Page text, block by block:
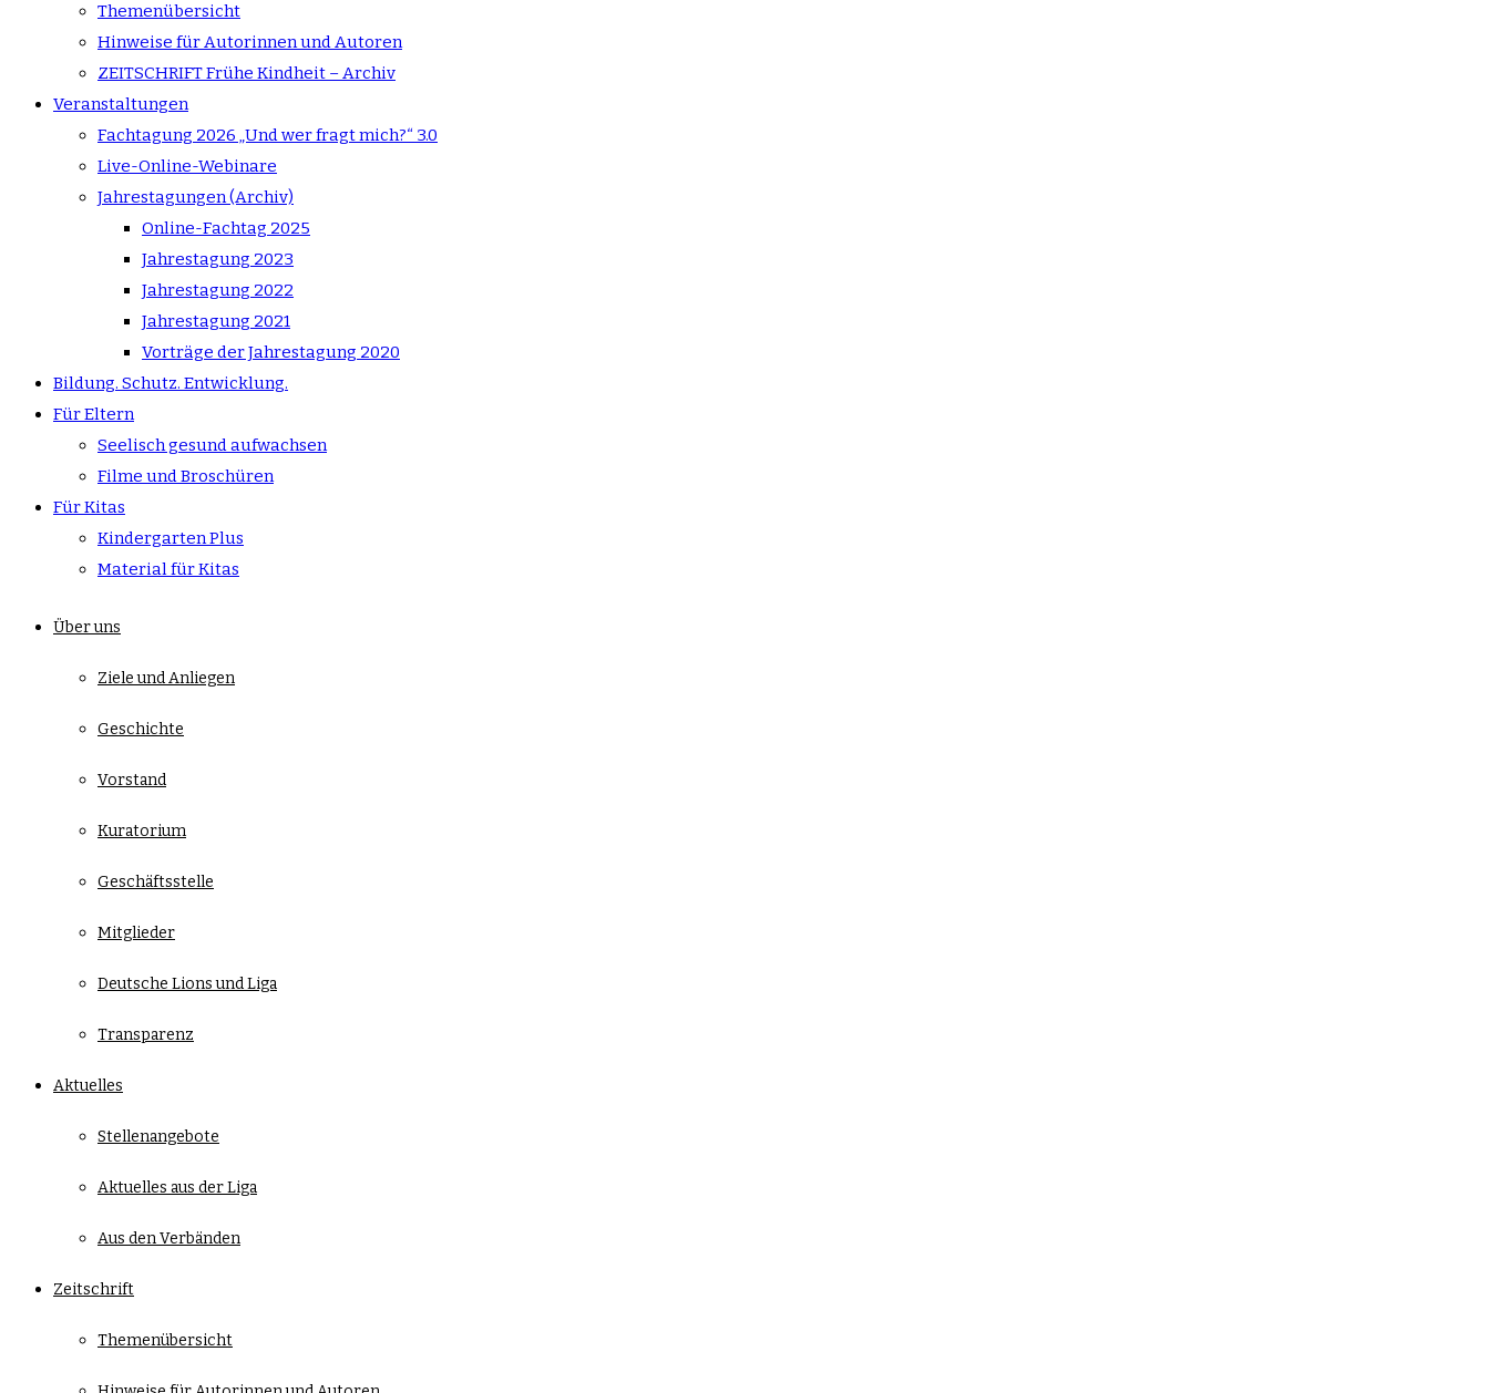
Themenübersicht
Hinweise für Autorinnen und Autoren
ZEITSCHRIFT Frühe Kindheit – Archiv
Veranstaltungen
Fachtagung 2026 „Und wer fragt mich?“ 3.0
Live-Online-Webinare
Jahrestagungen (Archiv)
Online-Fachtag 2025
Jahrestagung 2023
Jahrestagung 2022
Jahrestagung 2021
Vorträge der Jahrestagung 2020
Bildung. Schutz. Entwicklung.
Für Eltern
Seelisch gesund aufwachsen
Filme und Broschüren
Für Kitas
Kindergarten Plus
Material für Kitas
Über uns
Ziele und Anliegen
Geschichte
Vorstand
Kuratorium
Geschäftsstelle
Mitglieder
Deutsche Lions und Liga
Transparenz
Aktuelles
Stellenangebote
Aktuelles aus der Liga
Aus den Verbänden
Zeitschrift
Themenübersicht